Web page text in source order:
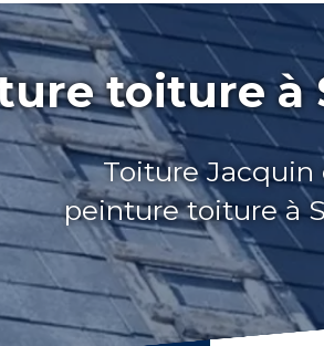
toiture à
Toiture Jacquin
peinture toiture à